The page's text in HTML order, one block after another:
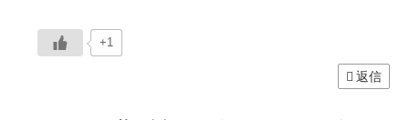
+1
返信